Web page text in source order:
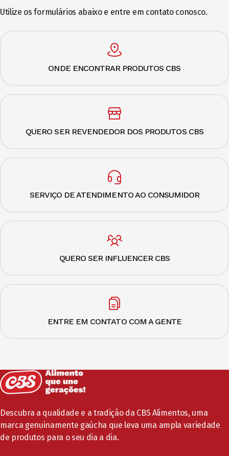
Utilize os formulários abaixo e entre em contato conosco.
ONDE ENCONTRAR PRODUTOS CBS
QUERO SER REVENDEDOR DOS PRODUTOS CBS
SERVIÇO DE ATENDIMENTO AO CONSUMIDOR
QUERO SER INFLUENCER CBS
ENTRE EM CONTATO COM A GENTE
Descubra a qualidade e a tradição da CBS Alimentos, uma
marca genuinamente gaúcha que leva uma ampla variedade
de produtos para o seu dia a dia.